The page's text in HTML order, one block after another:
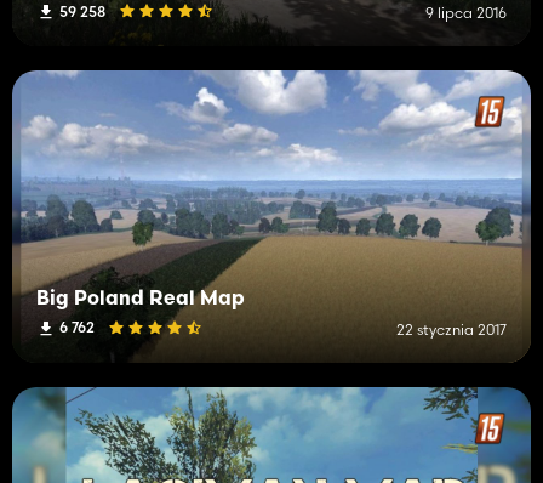
59 258 9 lipca 2016
Big Poland Real Map
6 762 22 stycznia 2017